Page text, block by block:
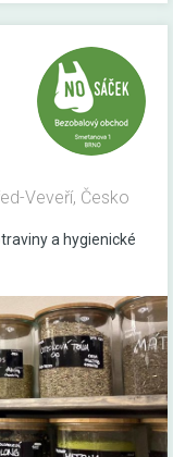
Veveří, Česko
a hygienické